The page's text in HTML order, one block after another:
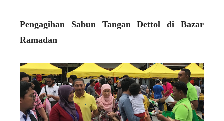
Pengagihan Sabun Tangan Dettol di Bazar
Ramadan